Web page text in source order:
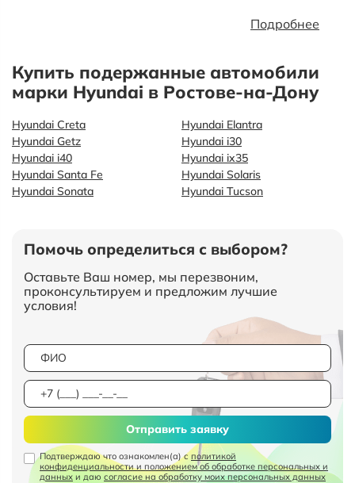
Подробнее
Купить подержанные автомобили
марки Hyundai в Ростове-на-Дону
Hyundai Creta
Hyundai Elantra
Hyundai Getz
Hyundai i30
Hyundai i40
Hyundai ix35
Hyundai Santa Fe
Hyundai Solaris
Hyundai Sonata
Hyundai Tucson
Помочь определиться с выбором?
Оставьте Ваш номер, мы перезвоним,
проконсультируем и предложим лучшие
условия!
Подтверждаю что ознакомлен(а) сполитикой
конфиденциальности и положением об обработке персональных и
данных и даю согласие на обработку моих персональных данных
Отправить заявку